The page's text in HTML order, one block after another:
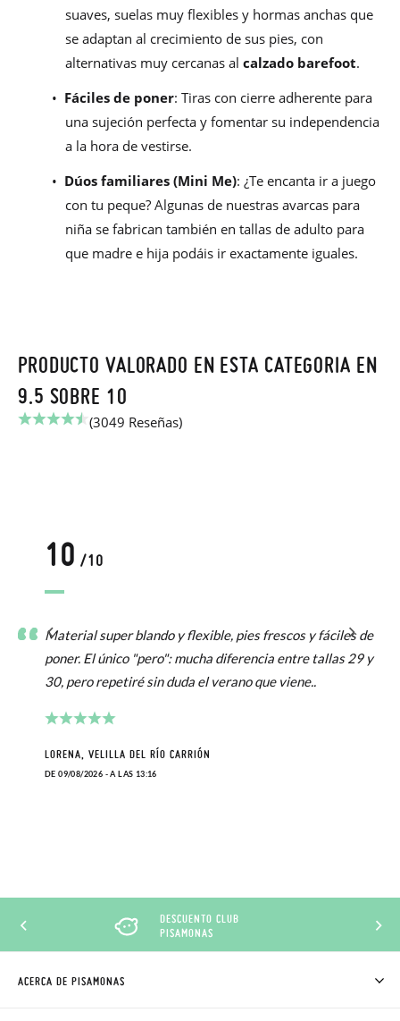
suaves, suelas muy flexibles y hormas anchas que
se adaptan al crecimiento de sus pies, con
alternativas muy cercanas al calzado barefoot.
• Fáciles de poner: Tiras con cierre adherente para
una sujeción perfecta y fomentar su independencia
a la hora de vestirse.
• Dúos familiares (Mini Me): ¿Te encanta ir a juego
con tu peque? Algunas de nuestras avarcas para
niña se fabrican también en tallas de adulto para
que madre e hija podáis ir exactamente iguales.
PRODUCTO VALORADO EN ESTA CATEGORIA EN
9.5 SOBRE 10
(3049 Reseñas)
10 /10
Material super blando y flexible, pies frescos y fáciles de
poner. El único "pero": mucha diferencia entre tallas 29 y
30, pero repetiré sin duda el verano que viene..
LORENA, VELILLA DEL RÍO CARRIÓN
DE 09/08/2026 - A LAS 13:16
DESCUENTO CLUB
PISAMONAS
ACERCA DE PISAMONAS